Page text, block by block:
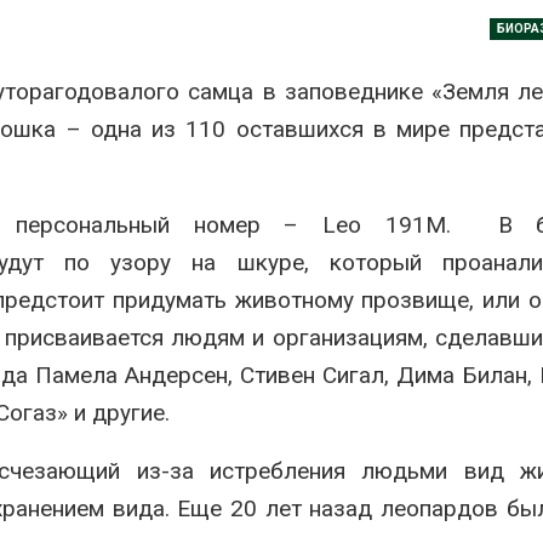
самца в заповеднике «Земля
– одна из 110 оставшихся в мире
персональный номер – Leo 191M. В
по узору на шкуре, который
придумать животному прозвище, или
людям и организациям,
Памела Андерсен, Стивен Сигал, Дима Билан,
и другие.
из-за истребления людьми вид
вида. Еще 20 лет назад леопардов
Дождевая вода с крыш
переживать жару
потребовало ускорить
объектов и уборку
площадок
Панамский канал вновь
ограничивает загрузку
судов из-за дефицита
В китайской провинции
Южная Корея
энергетики
Приток воды
Камы в
превысить
полтора раза
Авг 7, 2026
Евросоюз
Авг 7, 2026